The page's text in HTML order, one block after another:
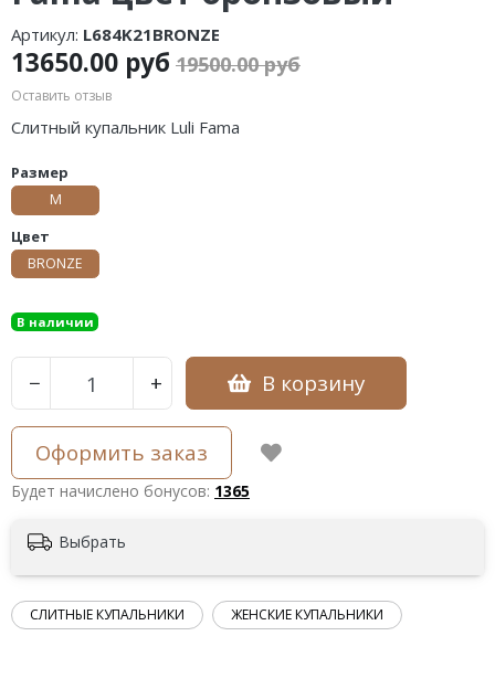
Артикул: L684K21BRONZE
13650.00 руб 19500.00 руб
Оставить отзыв
Слитный купальник Luli Fama
Размер
M
Цвет
BRONZE
В наличии
− + В корзину
Оформить заказ
Будет начислено бонусов: 1365
Выбрать
СЛИТНЫЕ КУПАЛЬНИКИ ЖЕНСКИЕ КУПАЛЬНИКИ